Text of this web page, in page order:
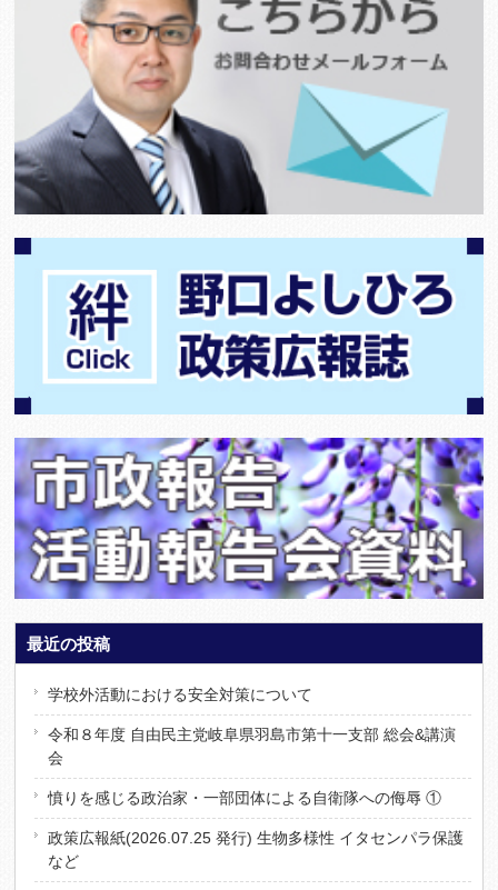
最近の投稿
学校外活動における安全対策について
令和８年度 自由民主党岐阜県羽島市第十一支部 総会&講演
会
憤りを感じる政治家・一部団体による自衛隊への侮辱 ①
政策広報紙(2026.07.25 発行) 生物多様性 イタセンパラ保護
など